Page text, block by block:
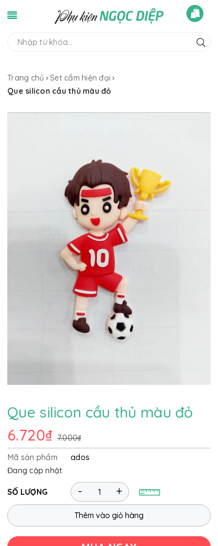
Trang chủ
Set cắm hiện đại
Que silicon cầu thủ màu đỏ
Que silicon cầu thủ màu đỏ
6.720₫ 7.000₫
Mã sản phẩm
ados
Đang cập nhật
SỐ LƯỢNG +
-
Thêm vào giỏ hàng